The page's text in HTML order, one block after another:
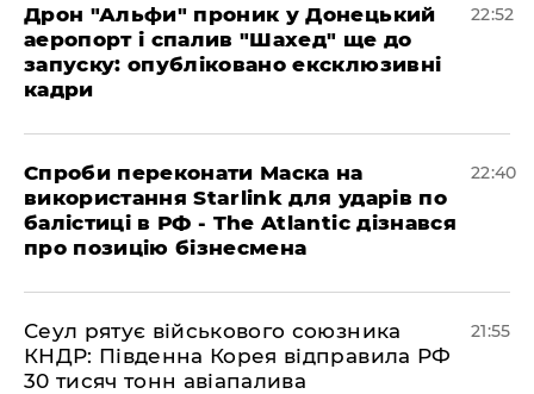
​Дрон "Альфи" проник у Донецький
аеропорт і спалив "Шахед" ще до
запуску: опубліковано ексклюзивні
кадри
22:52
​Спроби переконати Маска на
використання Starlink для ударів по
балістиці в РФ - The Atlantic дізнався
про позицію бізнесмена
22:40
​Сеул рятує військового союзника
КНДР: Південна Корея відправила РФ
30 тисяч тонн авіапалива
21:55